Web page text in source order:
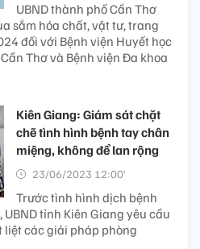
UBND thành phố Cần Thơ
sắm hóa chất, vật tư, trang
đối với Bệnh viện Huyết học
Thơ và Bệnh viện Đa khoa
Kiên Giang: Giám sát chặt
chẽ tình hình bệnh tay chân
miệng, không để lan rộng
23/06/2023 12:00’
Trước tình hình dịch bệnh
tỉnh Kiên Giang yêu cầu
liệt các giải pháp phòng